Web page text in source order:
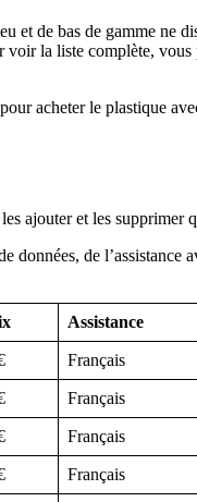
de bas de gamme ne
la liste complète,
acheter le plastique
ajouter et les supprimer
de l’assistance
Assistance
Français
Français
Français
Français